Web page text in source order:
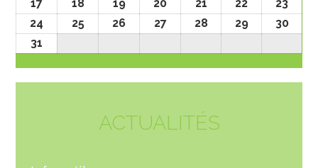
17
18 19 20 21 22
23
24
25 26 27 28 29
30
31
ACTUALITÉS